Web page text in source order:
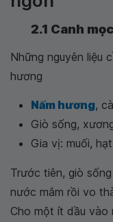
2.1 Canh
Những nguyên liệu
hương
Nấm hương,
Giò sống,
Gia vị: muối,
Trước tiên, giò
nước mắm rồi vo
Cho một ít dầu vào